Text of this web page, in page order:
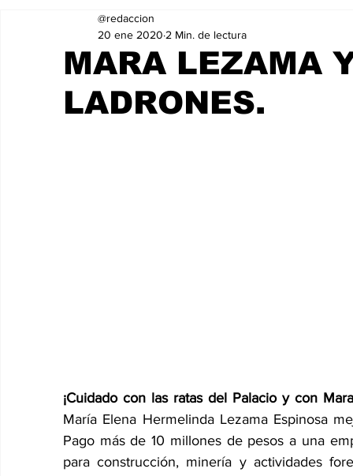
PUERTO MORELOS
CHETUMAL
MARA LEZAMA
LADRONES.
@redaccion
20 ene 2020 2 Min. de lectura
¡Cuidado con las ratas del Palacio y con
María Elena Hermelinda Lezama Espinosa
Pago más de 10 millones de pesos a una
para construcción, minería y actividades